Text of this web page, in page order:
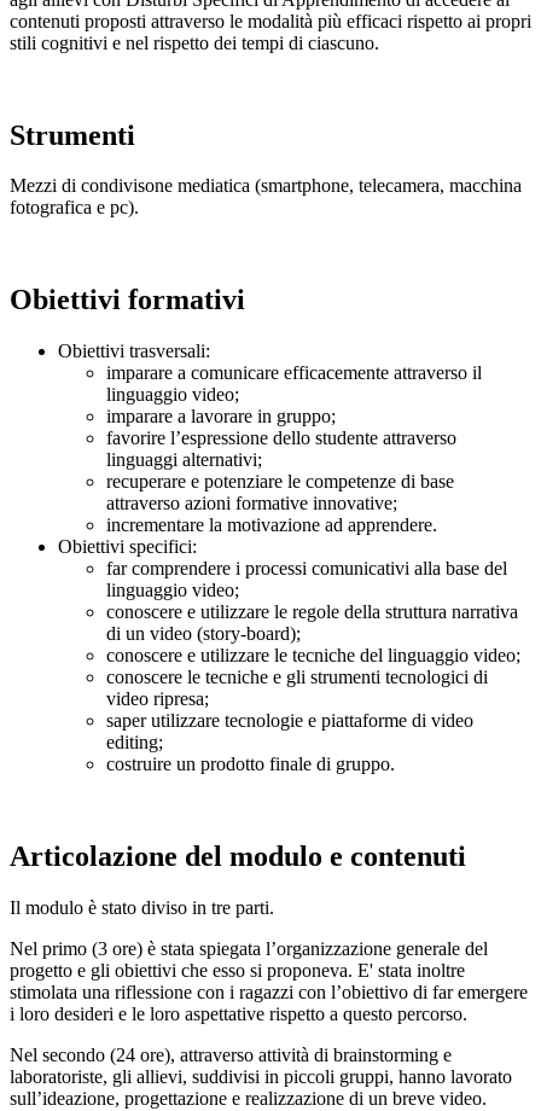
contenuti proposti attraverso le modalità più efficaci rispetto ai propri
stili cognitivi e nel rispetto dei tempi di ciascuno.
Strumenti
Mezzi di condivisone mediatica (smartphone, telecamera, macchina
fotografica e pc).
Obiettivi formativi
Obiettivi trasversali:
imparare a comunicare efficacemente attraverso il
linguaggio video;
imparare a lavorare in gruppo;
favorire l’espressione dello studente attraverso
linguaggi alternativi;
recuperare e potenziare le competenze di base
attraverso azioni formative innovative;
incrementare la motivazione ad apprendere.
Obiettivi specifici:
far comprendere i processi comunicativi alla base del
linguaggio video;
conoscere e utilizzare le regole della struttura narrativa
di un video (story-board);
conoscere e utilizzare le tecniche del linguaggio video;
conoscere le tecniche e gli strumenti tecnologici di
video ripresa;
saper utilizzare tecnologie e piattaforme di video
editing;
costruire un prodotto finale di gruppo.
Articolazione del modulo e contenuti
Il modulo è stato diviso in tre parti.
Nel primo (3 ore) è stata spiegata l’organizzazione generale del
progetto e gli obiettivi che esso si proponeva. E' stata inoltre
stimolata una riflessione con i ragazzi con l’obiettivo di far emergere
i loro desideri e le loro aspettative rispetto a questo percorso.
Nel secondo (24 ore), attraverso attività di brainstorming e
laboratoriste, gli allievi, suddivisi in piccoli gruppi, hanno lavorato
sull’ideazione, progettazione e realizzazione di un breve video.